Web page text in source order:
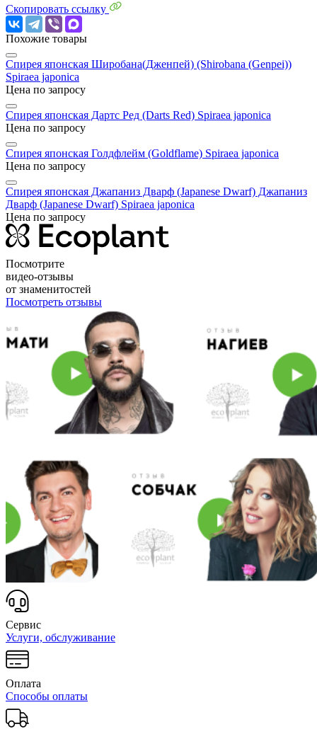
Скопировать ссылку
Похожие товары
Спирея японская Широбана(Дженпей) (Shirobana (Genpei))
Spiraea japonica
Цена по запросу
Спирея японская Дартс Ред (Darts Red) Spiraea japonica
Цена по запросу
Спирея японская Голдфлейм (Goldflame) Spiraea japonica
Цена по запросу
Спирея японская Джапаниз Дварф (Japanese Dwarf) Джапаниз
Дварф (Japanese Dwarf) Spiraea japonica
Цена по запросу
Посмотрите
видео-отзывы
от знаменитостей
Посмотреть отзывы
Сервис
Услуги, обслуживание
Оплата
Способы оплаты